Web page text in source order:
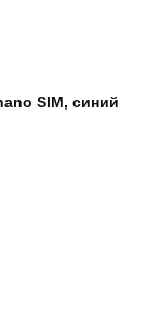
SIM, синий